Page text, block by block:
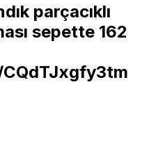
parçacıklı
sepette 162